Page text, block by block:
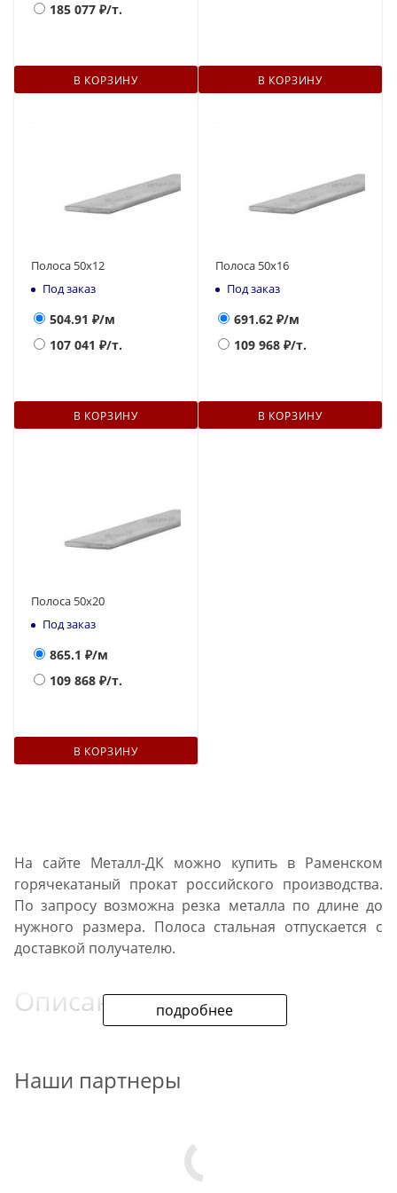
185 077 ₽/т.
В КОРЗИНУ В КОРЗИНУ
Полоса 50х12
Под заказ
504.91 ₽/м
107 041 ₽/т.
В КОРЗИНУ
Полоса 50х16
Под заказ
691.62 ₽/м
109 968 ₽/т.
В КОРЗИНУ
Полоса 50х20
Под заказ
865.1 ₽/м
109 868 ₽/т.
В КОРЗИНУ
подробнее
На сайте Металл-ДК можно купить в Раменском
горячекатаный прокат российского производства.
По запросу возможна резка металла по длине до
нужного размера. Полоса стальная отпускается с
доставкой получателю.
Описание проката
углеродистые стали СТ3/10/20/35. Изготавливается
сталь полосовая с учетом требований к геометрии и
возможно применение сварки.
Наши партнеры